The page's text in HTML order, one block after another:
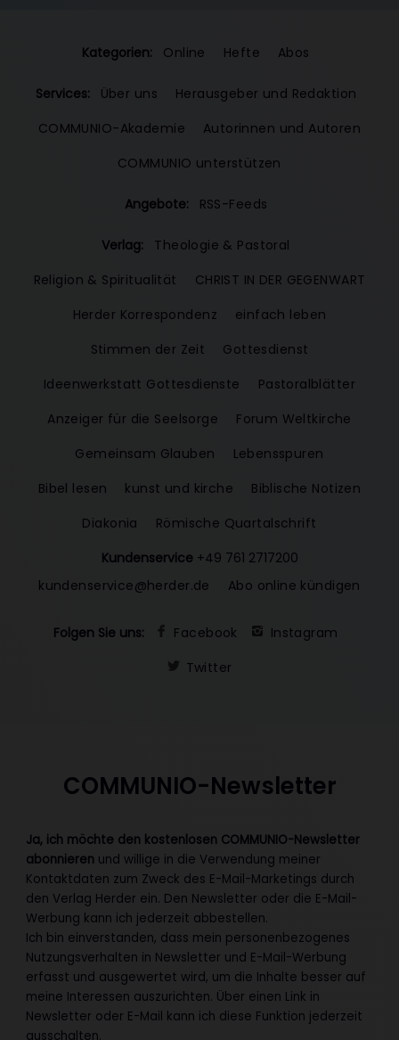
Kategorien: Online Hefte Abos
Services: Über uns
Herausgeber und Redaktion
COMMUNIO-Akademie
Autorinnen und Autoren
COMMUNIO unterstützen
Angebote: RSS-Feeds
Verlag:
Theologie & Pastoral
Religion & Spiritualität
CHRIST IN DER GEGENWART
Herder Korrespondenz
einfach leben
Stimmen der Zeit
Gottesdienst
Ideenwerkstatt Gottesdienste
Pastoralblätter
Anzeiger für die Seelsorge
Forum Weltkirche
Gemeinsam Glauben
Lebensspuren
Bibel lesen
kunst und kirche
Biblische Notizen
Diakonia
Römische Quartalschrift
Kundenservice +49 761 2717200
kundenservice@herder.de
Abo online kündigen
Folgen Sie uns: Facebook
Instagram
Twitter
COMMUNIO-Newsletter
Ja, ich möchte den kostenlosen COMMUNIO-Newsletter
abonnieren und willige in die Verwendung meiner
Kontaktdaten zum Zweck des E-Mail-Marketings durch
den Verlag Herder ein. Den Newsletter oder die E-Mail-
Werbung kann ich jederzeit abbestellen.
Ich bin einverstanden, dass mein personenbezogenes
Nutzungsverhalten in Newsletter und E-Mail-Werbung
erfasst und ausgewertet wird, um die Inhalte besser auf
meine Interessen auszurichten. Über einen Link in
Newsletter oder E-Mail kann ich diese Funktion jederzeit
ausschalten.